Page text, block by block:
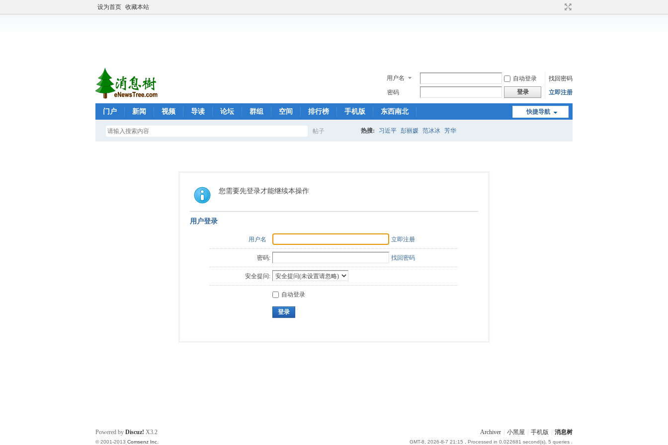
设为首页 收藏本站
用户名 自动登录
找回密码
密码
登录 立即注册
快捷导航
门户 新闻 视频 导读 论坛 群组 空间 排行榜 手机版 东西南北
帖子 热搜: 习近平 彭丽媛 范冰冰 芳华
您需要先登录才能继续本操作
用户登录
用户名 立即注册
密码: 找回密码
安全提问:
自动登录
登录
Archiver 小黑屋 手机版 消息树
GMT-8, 2026-8-7 21:15 , Processed in 0.022681 second(s), 5 queries .
Powered by Discuz! X3.2
© 2001-2013 Comsenz Inc.